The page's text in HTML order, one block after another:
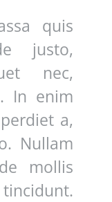
quis
justo,
nec,
In enim
a,
Nullam
mollis